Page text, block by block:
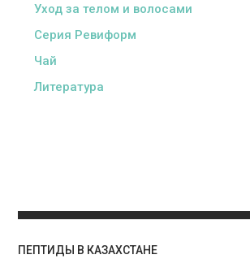
Уход за телом и волосами
Серия Ревиформ
Чай
Литература
ПЕПТИДЫ В КАЗАХСТАНЕ